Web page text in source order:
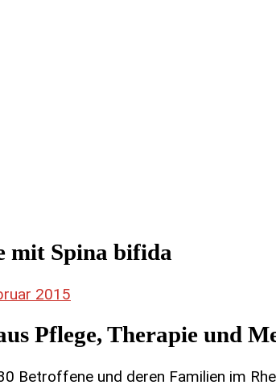
mit Spina bifida
2015
Pflege, Therapie und
Betroffene und deren Familien im